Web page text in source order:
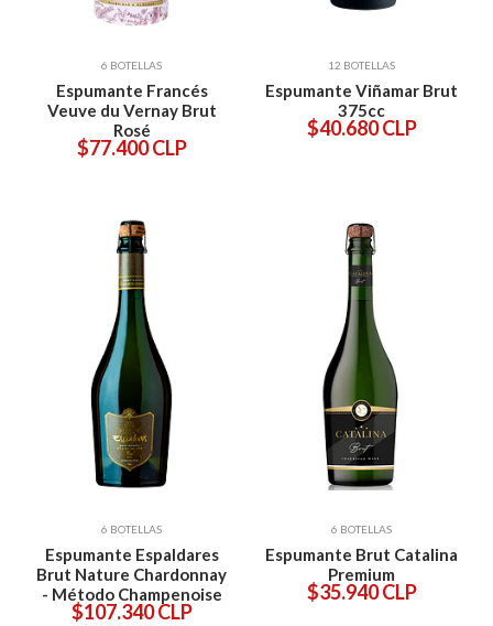
6 BOTELLAS
Espumante Francés
Veuve du Vernay Brut
Rosé
$77.400 CLP
12 BOTELLAS
Espumante Viñamar Brut
375cc
$40.680 CLP
6 BOTELLAS
Espumante Espaldares
Brut Nature Chardonnay
- Método Champenoise
$107.340 CLP
6 BOTELLAS
Espumante Brut Catalina
Premium
$35.940 CLP